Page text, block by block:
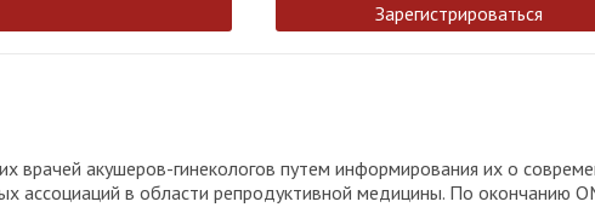
Зарегистрироваться
врачей акушеров-гинекологов путем информирования их о
ассоциаций в области репродуктивной медицины. По окончанию